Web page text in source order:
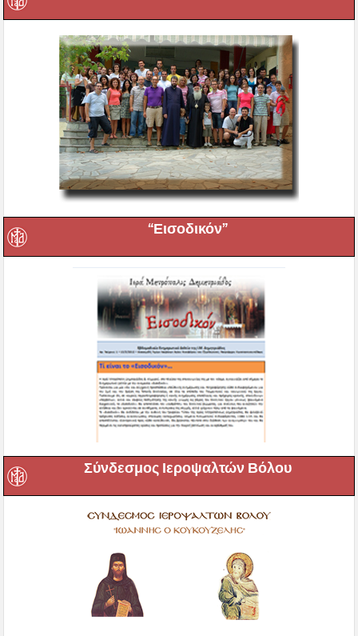
“Εισοδικόν”
Σύνδεσμος Ιεροψαλτών Βόλου